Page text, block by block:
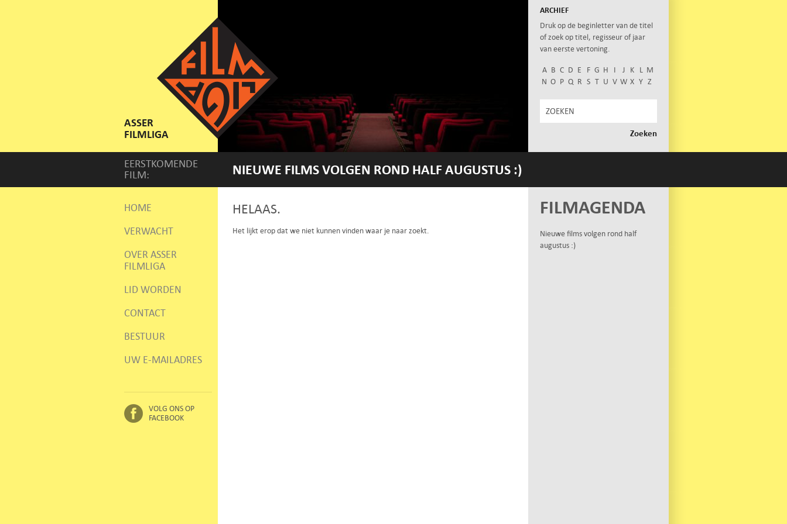
ASSER
FILMLIGA
ARCHIEF
Druk op de beginletter van de titel
of zoek op titel, regisseur of jaar
van eerste vertoning.
A B C D E F G H I J K L M
N O P Q R S T U V W X Y Z
EERSTKOMENDE
FILM:
NIEUWE FILMS VOLGEN ROND HALF AUGUSTUS :)
HOME
VERWACHT
OVER ASSER
FILMLIGA
LID WORDEN
CONTACT
BESTUUR
UW E-MAILADRES
VOLG ONS OP
FACEBOOK
HELAAS.
Het lijkt erop dat we niet kunnen vinden waar je naar zoekt.
FILMAGENDA
Nieuwe films volgen rond half
augustus :)